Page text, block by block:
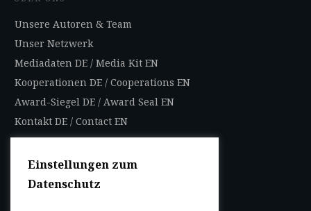
Unsere Autoren & Team
Unser Netzwerk
Mediadaten DE / Media Kit EN
Kooperationen DE / Cooperations EN
Award-Siegel DE / Award Seal EN
Kontakt DE / Contact EN
Impressum
Datenschutzbestimmungen
Nutzungsbedingungen
Einstellungen zum
Datenschutz